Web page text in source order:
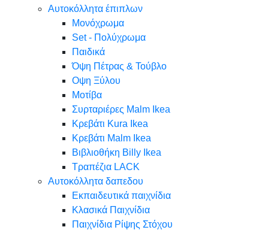
Αυτοκόλλητα έπιπλων
Μονόχρωμα
Set - Πολύχρωμα
Παιδικά
Όψη Πέτρας & Τούβλο
Oψη Ξύλου
Μοτίβα
Συρταριέρες Malm Ikea
Κρεβάτι Kura Ikea
Κρεβάτι Malm Ikea
Βιβλιοθήκη Billy Ikea
Τραπέζια LACK
Αυτοκόλλητα δαπεδου
Εκπαιδευτικά παιχνίδια
Κλασικά Παιχνίδια
Παιχνίδια Ρίψης Στόχου